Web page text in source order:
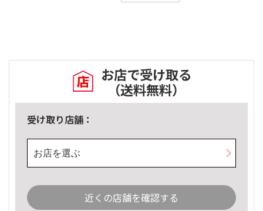
お店で受け取る
（送料無料）
受け取り店舗：
お店を選ぶ
近くの店舗を確認する